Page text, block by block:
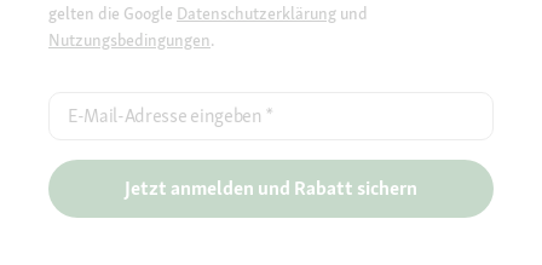
gelten die Google Datenschutzerklärung und
Nutzungsbedingungen.
E-Mail-Adresse eingeben *
Jetzt anmelden und Rabatt sichern